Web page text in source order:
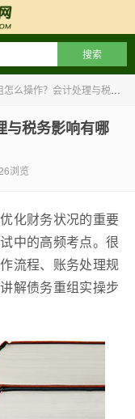
操作？会计处理与税务影响有哪些
与税务影响有哪
浏览
化财务状况的重要
中的高频考点。很
流程、账务处理规
解债务重组实操步